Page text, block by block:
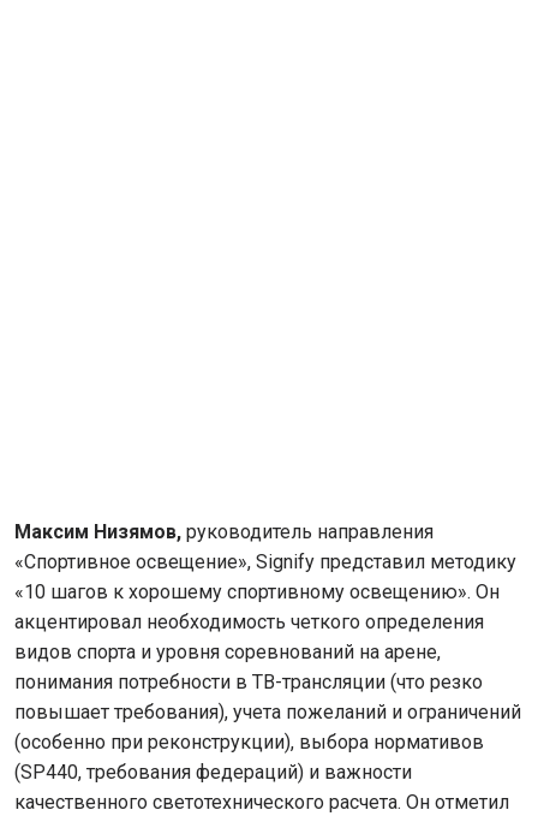
Максим Низямов, руководитель направления
«Спортивное освещение», Signify представил методику
«10 шагов к хорошему спортивному освещению». Он
акцентировал необходимость четкого определения
видов спорта и уровня соревнований на арене,
понимания потребности в ТВ-трансляции (что резко
повышает требования), учета пожеланий и ограничений
(особенно при реконструкции), выбора нормативов
(SP440, требования федераций) и важности
качественного светотехнического расчета. Он отметил